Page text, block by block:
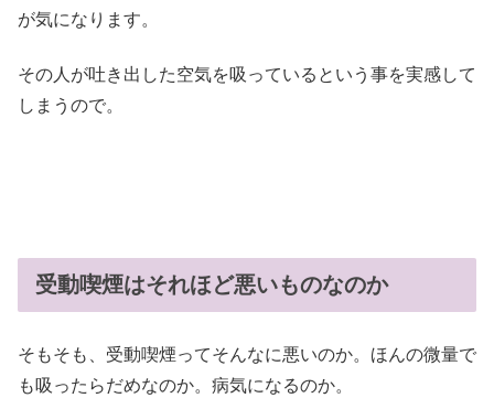
が気になります。
その人が吐き出した空気を吸っているという事を実感して
しまうので。
受動喫煙はそれほど悪いものなのか
そもそも、受動喫煙ってそんなに悪いのか。ほんの微量で
も吸ったらだめなのか。病気になるのか。